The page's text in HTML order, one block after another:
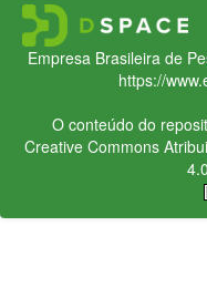
Empresa Brasileira de
https://
O conteúdo do
Creative Commons